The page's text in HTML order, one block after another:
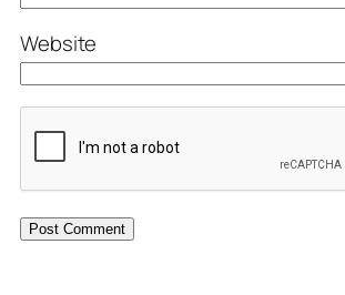
Website